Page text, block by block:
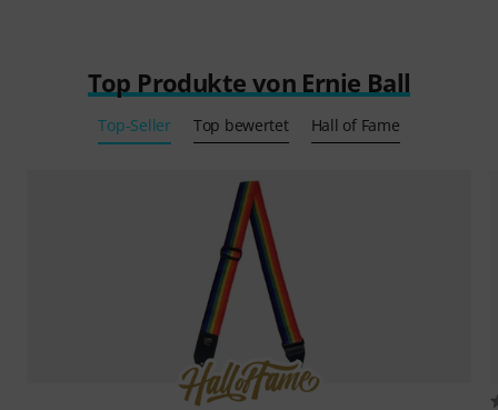
Top Produkte von Ernie Ball
Top-Seller Top bewertet Hall of Fame